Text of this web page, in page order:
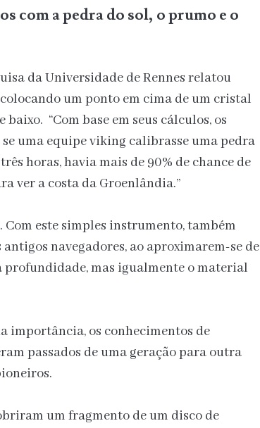
com a pedra do sol, o prumo e o
da Universidade de Rennes relatou
um ponto em cima de um cristal
“Com base em seus cálculos, os
uma equipe viking calibrasse uma pedra
horas, havia mais de 90% de chance de
ver a costa da Groenlândia.”
Com este simples instrumento, também
navegadores, ao aproximarem-se de
profundidade, mas igualmente o material
importância, os conhecimentos de
passados ​​de uma geração para outra
um fragmento de um disco de